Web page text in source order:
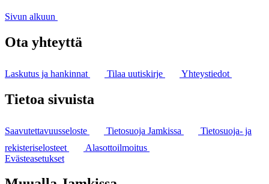
Sivun alkuun
Ota yhteyttä
Laskutus ja hankinnat Tilaa uutiskirje Yhteystiedot
Tietoa sivuista
Saavutettavuusseloste Tietosuoja Jamkissa
Tietosuoja- ja
rekisteriselosteet
Alasottoilmoitus
Evästeasetukset